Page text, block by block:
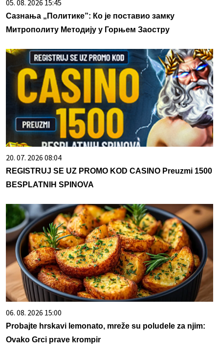
05. 08. 2026 15:45
Сазнања „Политике”: Ко је поставио замку
Митрополиту Методију у Горњем Заостру
20. 07. 2026 08:04
REGISTRUJ SE UZ PROMO KOD CASINO Preuzmi 1500
BESPLATNIH SPINOVA
06. 08. 2026 15:00
Probajte hrskavi lemonato, mreže su poludele za njim:
Ovako Grci prave krompir